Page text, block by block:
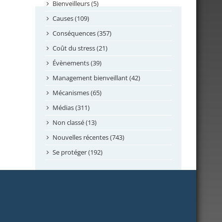
septembre 2024
août 2024
juillet 2024
juin 2024
mai 2024
avril 2024
février 2024
janvier 2024
novembre 2023
octobre 2023
septembre 2023
Bienveilleurs (5)
Causes (109)
Conséquences (357)
Coût du stress (21)
Évènements (39)
Management bienveillant (42)
Mécanismes (65)
Médias (311)
Non classé (13)
Nouvelles récentes (743)
Se protéger (192)